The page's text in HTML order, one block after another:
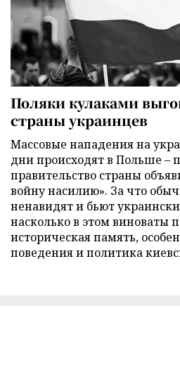
Поляки кулаками
страны украинцев
Массовые нападения на
дни происходят в Польше –
правительство страны
войну насилию». За что
ненавидят и бьют
насколько в этом виноваты
историческая память,
поведения и политика